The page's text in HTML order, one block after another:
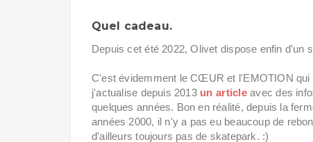
Quel cadeau.
Depuis cet été 2022, Olivet dispose enfin d'un
C'est évidemment le CŒUR et l'EMOTION qui
j'actualise depuis 2013 un article avec des
quelques années. Bon en réalité, depuis la
années 2000, il n'y a pas eu beaucoup de
d'ailleurs toujours pas de skatepark. :)